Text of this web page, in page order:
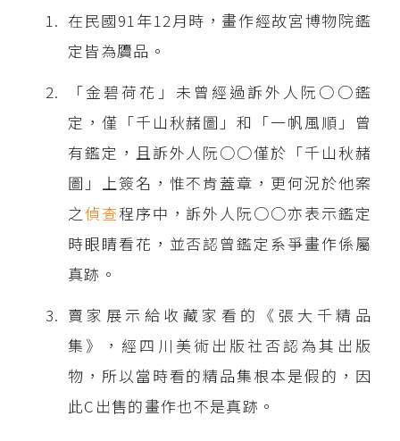
在民國91年12月時，畫作經故宮博物院鑑
定皆為贗品。
「金碧荷花」未曾經過訴外人阮○○鑑
定，僅「千山秋赭圖」和「一帆風順」曾
有鑑定，且訴外人阮○○僅於「千山秋赭
圖」上簽名，惟不肯蓋章，更何況於他案
之偵查程序中，訴外人阮○○亦表示鑑定
時眼睛看花，並否認曾鑑定系爭畫作係屬
真跡。
賣家展示給收藏家看的《張大千精品
集》，經四川美術出版社否認為其出版
物，所以當時看的精品集根本是假的，因
此C出售的畫作也不是真跡。